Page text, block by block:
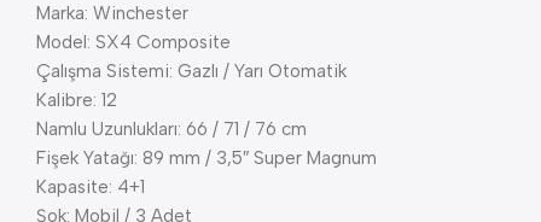
Marka: Winchester
Model: SX4 Composite
Çalışma Sistemi: Gazlı / Yarı Otomatik
Kalibre: 12
Namlu Uzunlukları: 66 / 71 / 76 cm
Fişek Yatağı: 89 mm / 3,5″ Super Magnum
Kapasite: 4+1
Şok: Mobil / 3 Adet